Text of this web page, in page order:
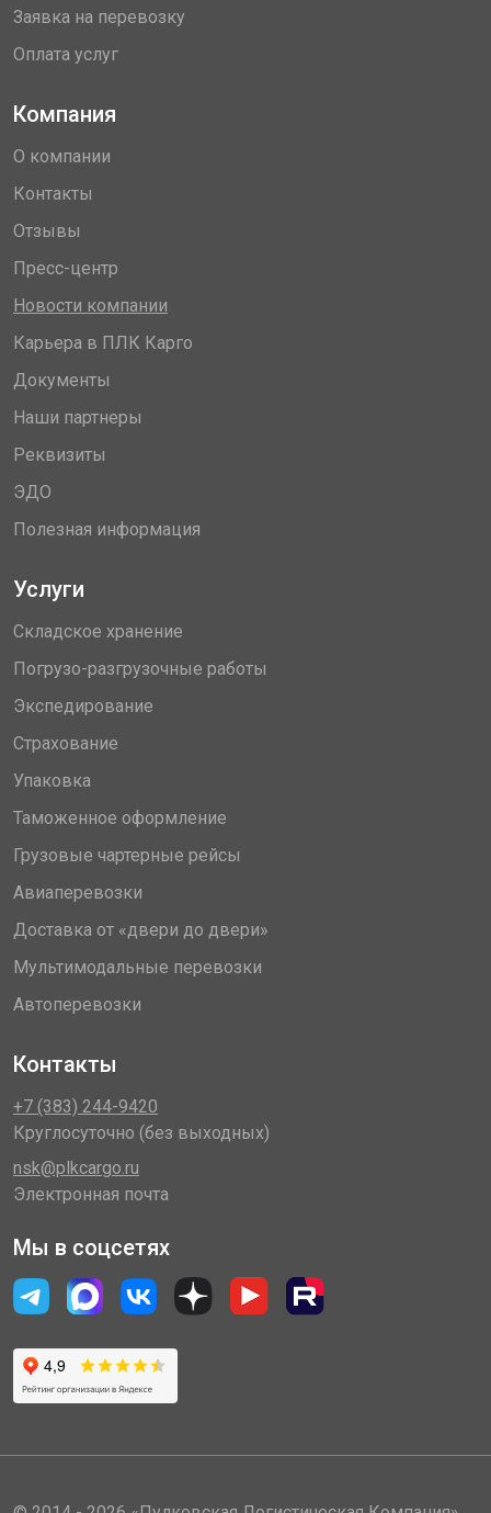
Заявка на перевозку
Оплата услуг
Компания
О компании
Контакты
Отзывы
Пресс-центр
Новости компании
Карьера в ПЛК Карго
Документы
Наши партнеры
Реквизиты
ЭДО
Полезная информация
Услуги
Складское хранение
Погрузо-разгрузочные работы
Экспедирование
Страхование
Упаковка
Таможенное оформление
Грузовые чартерные рейсы
Авиаперевозки
Доставка от «двери до двери»
Мультимодальные перевозки
Автоперевозки
Контакты
+7 (383) 244-9420
Круглосуточно (без выходных)
nsk@plkcargo.ru
Электронная почта
Мы в соцсетях